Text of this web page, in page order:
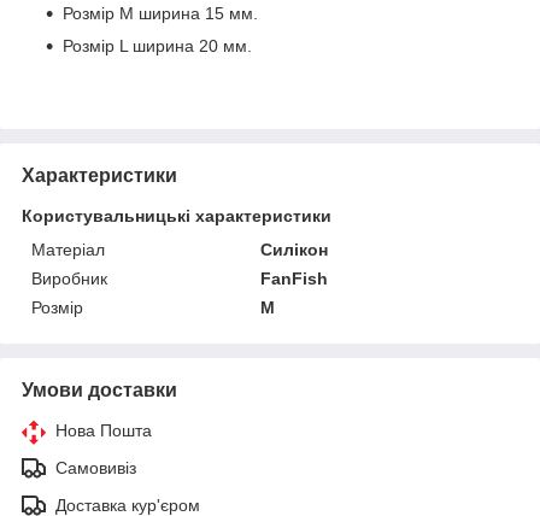
Розмір М ширина 15 мм.
Розмір L ширина 20 мм.
Характеристики
Користувальницькі характеристики
Матеріал
Силікон
Виробник
FanFish
Розмір
M
Умови доставки
Нова Пошта
Самовивіз
Доставка кур'єром